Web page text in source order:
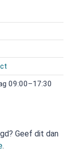
09:00–17:30
Geef dit dan
.